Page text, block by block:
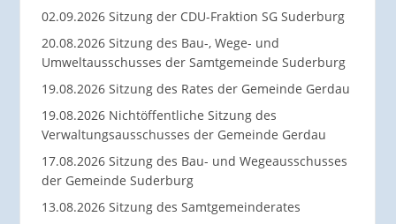
02.09.2026 Sitzung der CDU-Fraktion SG Suderburg
20.08.2026 Sitzung des Bau-, Wege- und
Umweltausschusses der Samtgemeinde Suderburg
19.08.2026 Sitzung des Rates der Gemeinde Gerdau
19.08.2026 Nichtöffentliche Sitzung des
Verwaltungsausschusses der Gemeinde Gerdau
17.08.2026 Sitzung des Bau- und Wegeausschusses
der Gemeinde Suderburg
13.08.2026 Sitzung des Samtgemeinderates